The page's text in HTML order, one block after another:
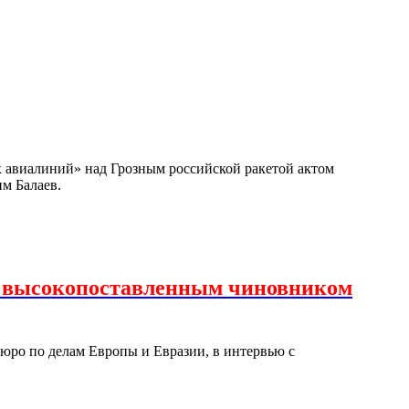
над Грозным российской ракетой актом
Балаев.
чиновником
по делам Европы и Евразии, в интервью с